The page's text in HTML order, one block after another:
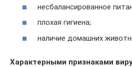
несбалансированное
плохая гигиена;
наличие домашних
Характерными признаками